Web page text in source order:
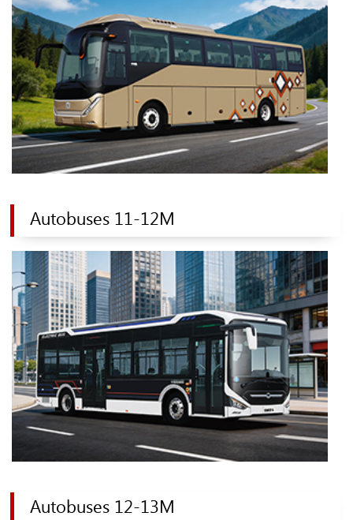
Autobuses 11-12M
Autobuses 12-13M